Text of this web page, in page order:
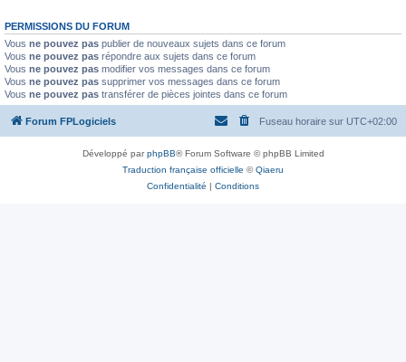
PERMISSIONS DU FORUM
Vous ne pouvez pas publier de nouveaux sujets dans ce forum
Vous ne pouvez pas répondre aux sujets dans ce forum
Vous ne pouvez pas modifier vos messages dans ce forum
Vous ne pouvez pas supprimer vos messages dans ce forum
Vous ne pouvez pas transférer de pièces jointes dans ce forum
Forum FPLogiciels Fuseau horaire sur UTC+02:00
Développé parphpBB® Forum Software © phpBB Limited
Traduction française officielle ©Qiaeru
Confidentialité | Conditions